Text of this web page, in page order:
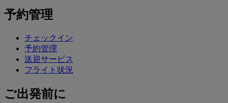
予約管理
チェックイン
予約管理
送迎サービス
フライト状況
ご出発前に